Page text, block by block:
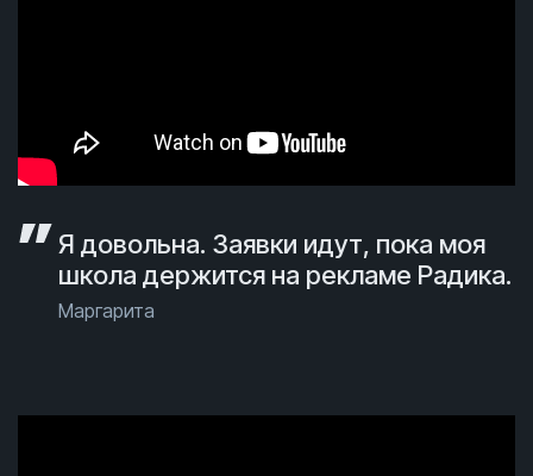
Я довольна. Заявки идут, пока моя
школа держится на рекламе Радика.
Маргарита